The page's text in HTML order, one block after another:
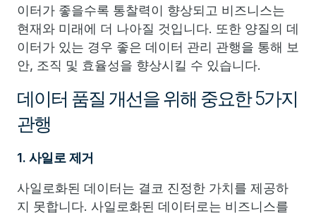
이터가 좋을수록 통찰력이 향상되고 비즈니스는
현재와 미래에 더 나아질 것입니다. 또한 양질의 데
이터가 있는 경우 좋은 데이터 관리 관행을 통해 보
안, 조직 및 효율성을 향상시킬 수 있습니다.
데이터 품질 개선을 위해 중요한 5가지
관행
1. 사일로 제거
사일로화된 데이터는 결코 진정한 가치를 제공하
지 못합니다. 사일로화된 데이터로는 비즈니스를